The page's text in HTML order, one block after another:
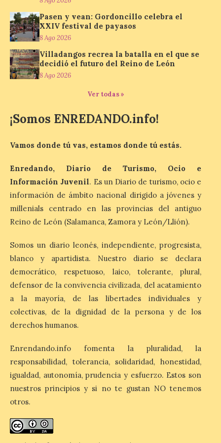
Los minerales y sus usos
más comunes centran la
nueva exposición del
Museo de la Siderurgia y
la Minería de Sabero
La exposición que se
media de la mañana,
minerales, rocas y fósiles de Castilla y
León’, podrá visitarse hasta finales del
mes de noviembre, con […]
La Bañeza inicia sus
fiestas con el pregón a
cargo de Arturo Martínez
Matilla
8 Ago 2026
El Ayuntamiento de La
Martínez Matilla como
pregonero de las Fiestas
teatro municipal de La Bañeza. El
Matilla, […]
La I Feria de la Cerveza
arranca con una gran
acogida del público
Pasen y vean: Gordoncillo celebra el
XXIV festival de payasos
8 Ago 2026
Villadangos recrea la batalla en el que se
decidió el futuro del Reino de León
8 Ago 2026
Ver todas »
¡Somos ENREDANDO.info!
Vamos donde tú vas, estamos donde tú estás.
Enredando, Diario de Turismo, Ocio e
Información Juvenil. Es un Diario de turismo, ocio e
información de ámbito nacional dirigido a jóvenes y
millenials centrado en las provincias del antiguo
Reino de León (Salamanca, Zamora y León/Llión).
Somos un diario leonés, independiente, progresista,
blanco y apartidista. Nuestro diario se declara
democrático, respetuoso, laico, tolerante, plural,
defensor de la convivencia civilizada, del acatamiento
a la mayoría, de las libertades individuales y
colectivas, de la dignidad de la persona y de los
derechos humanos.
Enrendando.info fomenta la pluralidad, la
responsabilidad, tolerancia, solidaridad, honestidad,
igualdad, autonomía, prudencia y esfuerzo. Estos son
nuestros principios y si no te gustan NO tenemos
otros.